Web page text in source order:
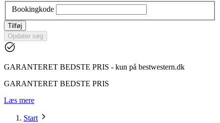
Bookingkode
Tilføj
Opdater søg
GARANTERET BEDSTE PRIS - kun på bestwestern.dk
GARANTERET BEDSTE PRIS
Læs mere
Start